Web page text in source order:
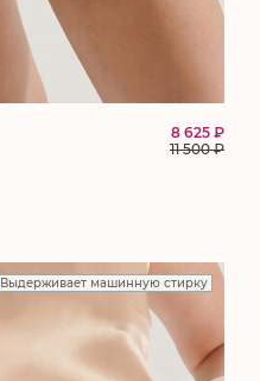
8 625 ₽
11 500₽
Выдерживает машинную стирку